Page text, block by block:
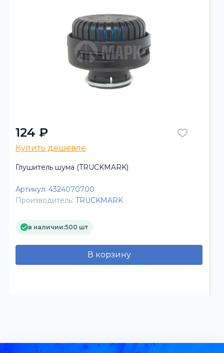
124 ₽
Купить дешевле
Глушитель шума (TRUCKMARK)
Артикул: 4324070700
Производитель: TRUCKMARK
в наличии:500 шт
В корзину